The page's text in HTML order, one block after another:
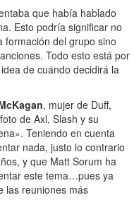
que había hablado
Esto podría significar no
formación del grupo sino
Todo esto está por
de cuándo decidirá la
, mujer de Duff,
de Axl, Slash y su
Teniendo en cuenta
nada, justo lo contrario
y que Matt Sorum ha
este tema…pues ya
las reuniones más